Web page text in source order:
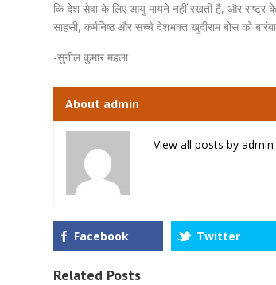
कि देश सेवा के लिए आयु मायने नहीं रखती है, और राष्ट्र के
साहसी, कर्मनिष्ठ और सच्चे देशभक्त खुदीराम बोस को
-सुनील कुमार महला
About admin
View all posts by admin
Facebook Twitter
Related Posts